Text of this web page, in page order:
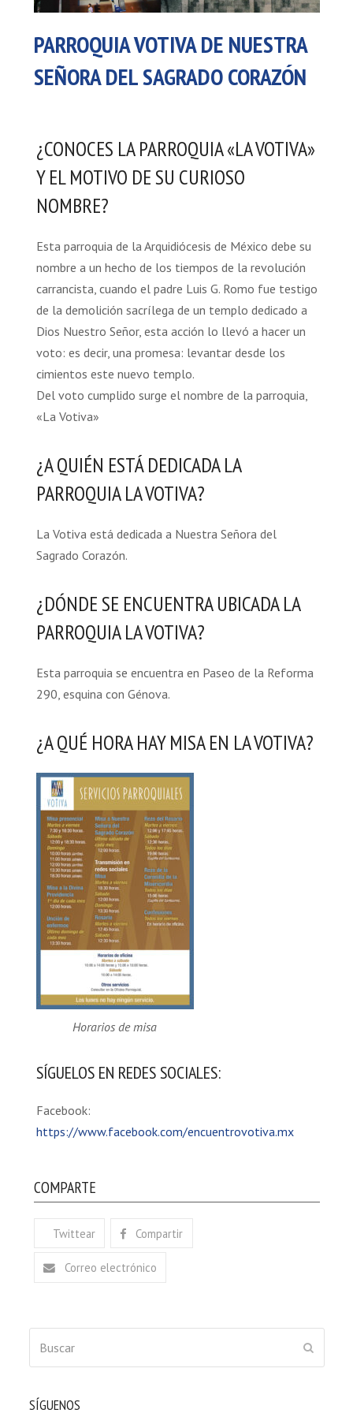
PARROQUIA VOTIVA DE NUESTRA
SEÑORA DEL SAGRADO CORAZÓN
¿CONOCES LA PARROQUIA «LA VOTIVA»
Y EL MOTIVO DE SU CURIOSO
NOMBRE?
Esta parroquia de la Arquidiócesis de México debe su
nombre a un hecho de los tiempos de la revolución
carrancista, cuando el padre Luis G. Romo fue testigo
de la demolición sacrílega de un templo dedicado a
Dios Nuestro Señor, esta acción lo llevó a hacer un
voto: es decir, una promesa: levantar desde los
cimientos este nuevo templo.
Del voto cumplido surge el nombre de la parroquia,
«La Votiva»
¿A QUIÉN ESTÁ DEDICADA LA
PARROQUIA LA VOTIVA?
La Votiva está dedicada a Nuestra Señora del
Sagrado Corazón.
¿DÓNDE SE ENCUENTRA UBICADA LA
PARROQUIA LA VOTIVA?
Esta parroquia se encuentra en Paseo de la Reforma
290, esquina con Génova.
¿A QUÉ HORA HAY MISA EN LA VOTIVA?
Horarios de misa
SÍGUELOS EN REDES SOCIALES:
Facebook:
https://www.facebook.com/encuentrovotiva.mx
COMPARTE
Twittear Compartir
Correo electrónico
SÍGUENOS